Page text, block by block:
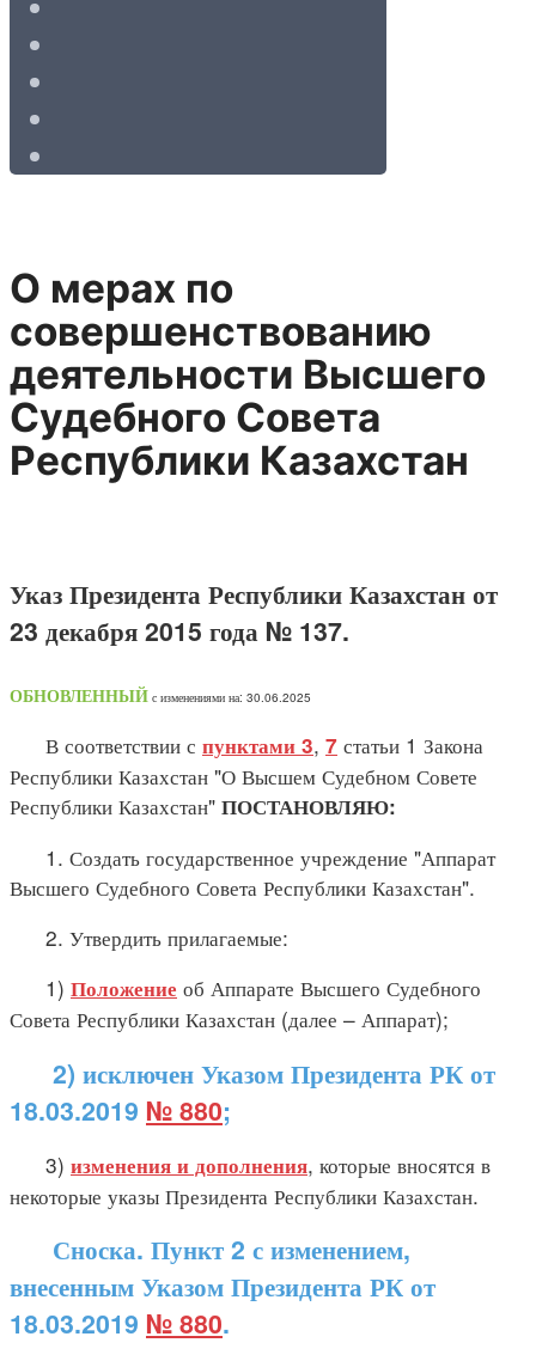
О мерах по
совершенствованию
деятельности Высшего
Судебного Совета
Республики Казахстан
Указ Президента Республики Казахстан от
23 декабря 2015 года № 137.
ОБНОВЛЕННЫЙ с изменениями на: 30.06.2025
В соответствии с пунктами 3, 7 статьи 1 Закона
Республики Казахстан "О Высшем Судебном Совете
Республики Казахстан" ПОСТАНОВЛЯЮ:
1. Создать государственное учреждение "Аппарат
Высшего Судебного Совета Республики Казахстан".
2. Утвердить прилагаемые:
1) Положение об Аппарате Высшего Судебного
Совета Республики Казахстан (далее – Аппарат);
2) исключен Указом Президента РК от
18.03.2019 № 880;
3) изменения и дополнения, которые вносятся в
некоторые указы Президента Республики Казахстан.
Сноска. Пункт 2 с изменением,
внесенным Указом Президента РК от
18.03.2019 № 880.